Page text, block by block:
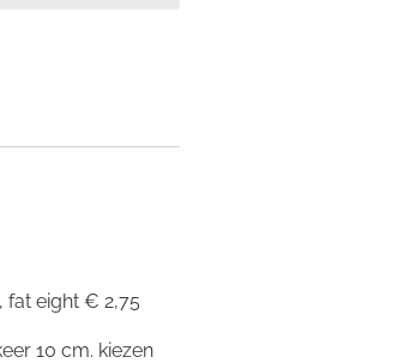
fat eight € 2,75
10 cm. kiezen